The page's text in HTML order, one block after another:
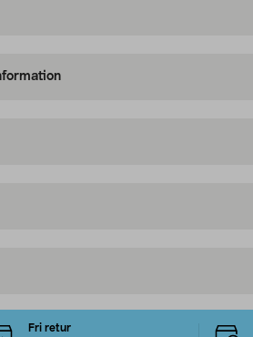
Fri retur